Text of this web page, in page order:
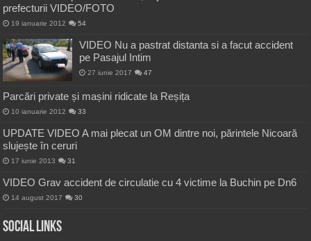
prefecturii VIDEO/FOTO
19 ianuarie 2012 54
VIDEO Nu a pastrat distanta si a facut accident
pe Pasajul Intim
27 iunie 2017 47
Parcări private și mașini ridicate la Reșița
10 ianuarie 2012 33
UPDATE VIDEO A mai plecat un OM dintre noi, părintele Nicoară
slujește în ceruri
17 iunie 2013 31
VIDEO Grav accident de circulatie cu 4 victime la Buchin pe Dn6
14 august 2017 30
Social Links